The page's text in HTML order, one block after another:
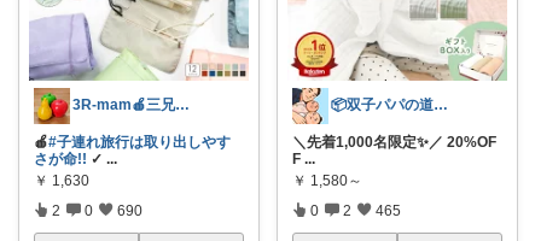
3R-mam🍎三兄弟母
🍎#子連れ旅行は取り出しやす
さが命!! ✓ ...
￥ 1,630
2 0 690
📦双子パパの道具箱/経由感謝です✨🙇
＼先着1,000名限定✨／ 20%OF
F ...
￥ 1,580～
0 2 465